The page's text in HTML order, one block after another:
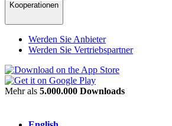
Kooperationen
Werden Sie Anbieter
Werden Sie Vertriebspartner
Mehr als 5.000.000 Downloads